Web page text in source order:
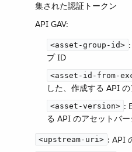
集された認証トークン
API GAV:
<asset-group-id>
プ ID
<asset-id-from-
した、作成する API
<asset-version> ​:
る API のアセットバー
<upstream-uri> ​: API